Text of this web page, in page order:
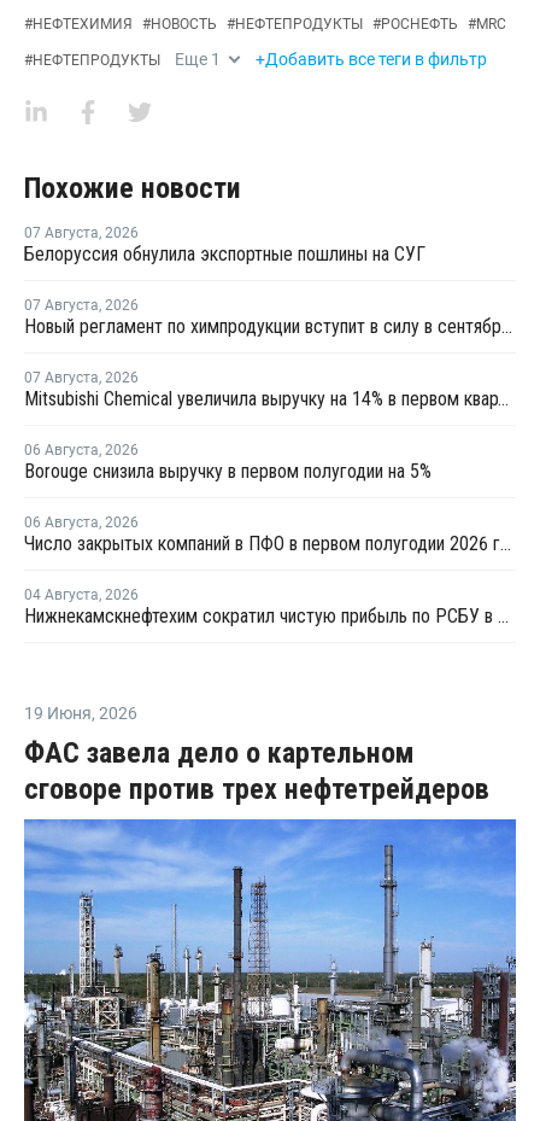
#НЕФТЕХИМИЯ #НОВОСТЬ #НЕФТЕПРОДУКТЫ #РОСНЕФТЬ #MRC
#НЕФТЕПРОДУКТЫ Еще 1 +Добавить все теги в фильтр
Похожие новости
07 Августа, 2026
Белоруссия обнулила экспортные пошлины на СУГ
07 Августа, 2026
Новый регламент по химпродукции вступит в силу в сентябре 2027 года
07 Августа, 2026
Mitsubishi Chemical увеличила выручку на 14% в первом квартале японского финансового года
06 Августа, 2026
Borouge снизила выручку в первом полугодии на 5%
06 Августа, 2026
Число закрытых компаний в ПФО в первом полугодии 2026 года вдвое превысило число новых
04 Августа, 2026
Нижнекамскнефтехим сократил чистую прибыль по РСБУ в 15 раз в первом полугодии
19 Июня, 2026
ФАС завела дело о картельном
сговоре против трех нефтетрейдеров